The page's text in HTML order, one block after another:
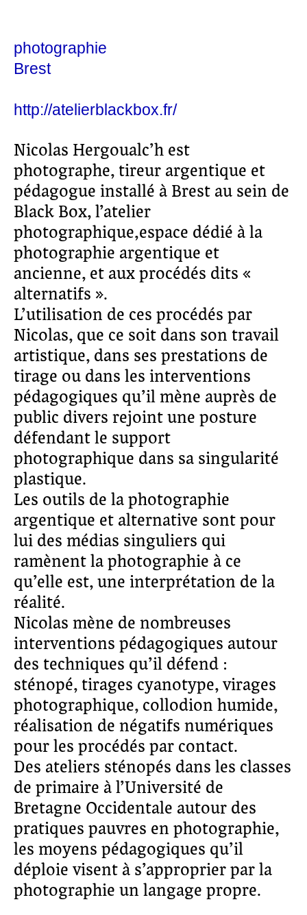
photographie
Brest
http://atelierblackbox.fr/
Nicolas Hergoualc’h est
photographe, tireur argentique et
pédagogue installé à Brest au sein de
Black Box, l’atelier
photographique,espace dédié à la
photographie argentique et
ancienne, et aux procédés dits «
alternatifs ».
L’utilisation de ces procédés par
Nicolas, que ce soit dans son travail
artistique, dans ses prestations de
tirage ou dans les interventions
pédagogiques qu’il mène auprès de
public divers rejoint une posture
défendant le support
photographique dans sa singularité
plastique.
Les outils de la photographie
argentique et alternative sont pour
lui des médias singuliers qui
ramènent la photographie à ce
qu’elle est, une interprétation de la
réalité.
Nicolas mène de nombreuses
interventions pédagogiques autour
des techniques qu’il défend :
sténopé, tirages cyanotype, virages
photographique, collodion humide,
réalisation de négatifs numériques
pour les procédés par contact.
Des ateliers sténopés dans les classes
de primaire à l’Université de
Bretagne Occidentale autour des
pratiques pauvres en photographie,
les moyens pédagogiques qu’il
déploie visent à s’approprier par la
photographie un langage propre.